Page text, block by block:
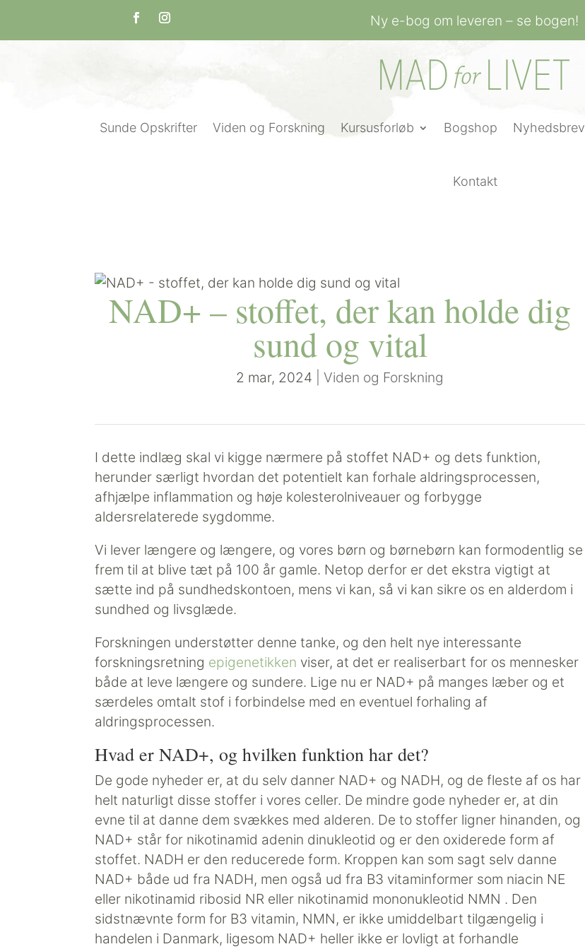
Ny e-bog om leveren – se bogen!
Sunde Opskrifter Viden og Forskning Kursusforløb Bogshop Nyhedsbrev
Kontakt
NAD+ – stoffet, der kan holde dig
sund og vital
2 mar, 2024 |Viden og Forskning
I dette indlæg skal vi kigge nærmere på stoffet NAD+ og dets funktion,
herunder særligt hvordan det potentielt kan forhale aldringsprocessen,
afhjælpe inflammation og høje kolesterolniveauer og forbygge
aldersrelaterede sygdomme.
Vi lever længere og længere, og vores børn og børnebørn kan formodentlig se
frem til at blive tæt på 100 år gamle. Netop derfor er det ekstra vigtigt at
sætte ind på sundhedskontoen, mens vi kan, så vi kan sikre os en alderdom i
sundhed og livsglæde.
Forskningen understøtter denne tanke, og den helt nye interessante
forskningsretning epigenetikken viser, at det er realiserbart for os mennesker
både at leve længere og sundere. Lige nu er NAD+ på manges læber og et
særdeles omtalt stof i forbindelse med en eventuel forhaling af
aldringsprocessen.
Hvad er NAD+, og hvilken funktion har det?
De gode nyheder er, at du selv danner NAD+ og NADH, og de fleste af os har
helt naturligt disse stoffer i vores celler. De mindre gode nyheder er, at din
evne til at danne dem svækkes med alderen. De to stoffer ligner hinanden, og
NAD+ står for nikotinamid adenin dinukleotid og er den oxiderede form af
stoffet. NADH er den reducerede form. Kroppen kan som sagt selv danne
NAD+ både ud fra NADH, men også ud fra B3 vitaminformer som niacin NE
eller nikotinamid ribosid NR eller nikotinamid mononukleotid NMN . Den
sidstnævnte form for B3 vitamin, NMN, er ikke umiddelbart tilgængelig i
handelen i Danmark, ligesom NAD+ heller ikke er lovligt at forhandle